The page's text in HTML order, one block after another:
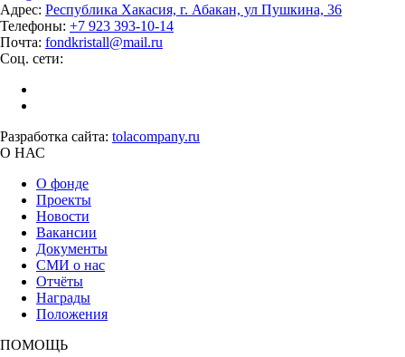
Адрес: Республика Хакасия, г. Абакан, ул Пушкина, 36
Телефоны: +7 923 393-10-14
Почта: fondkristall@mail.ru
Соц. сети:
Разработка сайта: tolacompany.ru
О НАС
О фонде
Проекты
Новости
Вакансии
Документы
СМИ о нас
Отчёты
Награды
Положения
ПОМОЩЬ